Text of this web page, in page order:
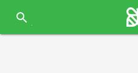
содержанию